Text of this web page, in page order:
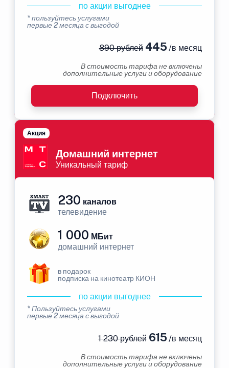
по акции выгоднее
* пользуйтесь услугами
первые 2 месяца с выгодой
890 рублей445 /в месяц
В стоимость тарифа не включены
дополнительные услуги и оборудование
Подключить
Домашний интернет
Уникальный тариф
Акция
230 каналов
телевидение
1 000 МБит
домашний интернет
в подарок
подписка на кинотеатр КИОН
по акции выгоднее
* Пользуйтесь услугами
первые 2 месяца с выгодой
1 230 рублей615 /в месяц
В стоимость тарифа не включены
дополнительные услуги и оборудование